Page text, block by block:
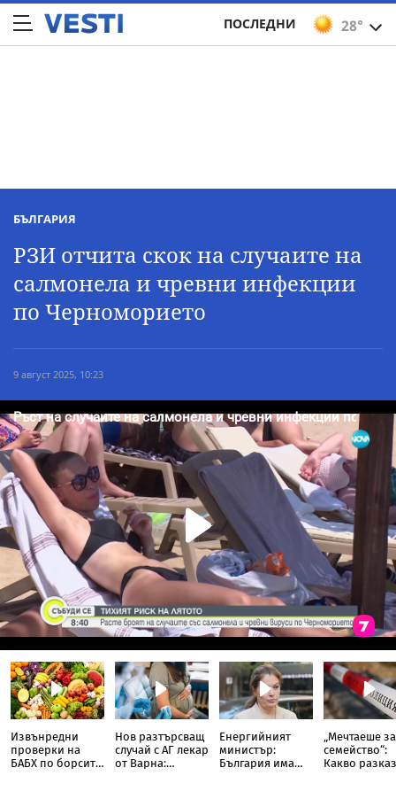
28°
ПОСЛЕДНИ
БЪЛГАРИЯ
РЗИ отчита скок на случаите на
салмонела и чревни инфекции
по Черноморието
9 август 2025, 10:23
Извънредни
проверки на
БАБХ по борсите
Нов разтърсващ
случай с АГ лекар
от Варна:
Енергийният
министър:
България има
„Мечтаеше за
семейство“:
Какво